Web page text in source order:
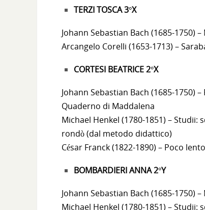
TERZI TOSCA 3°X
Johann Sebastian Bach (1685-1750)
Arcangelo Corelli (1653-1713) –
CORTESI BEATRICE 2°X
Johann Sebastian Bach (1685-1750)
Quaderno di Maddalena
Michael Henkel (1780-1851) – Studii:
rondò (dal metodo didattico)
César Franck (1822-1890) – Poco
BOMBARDIERI ANNA 2°Y
Johann Sebastian Bach (1685-1750)
Michael Henkel (1780-1851) –